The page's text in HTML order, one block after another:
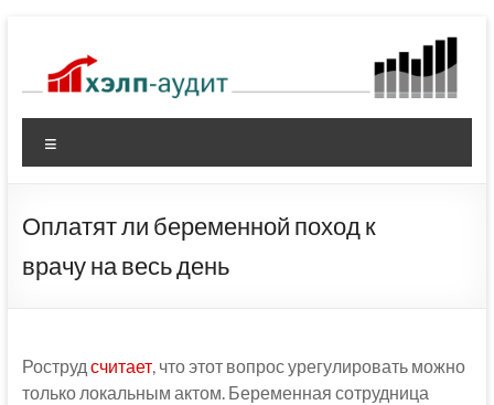
содержимому
Оплатят ли беременной поход к
врачу на весь день
Роструд считает, что этот вопрос урегулировать можно
только локальным актом. Беременная сотрудница